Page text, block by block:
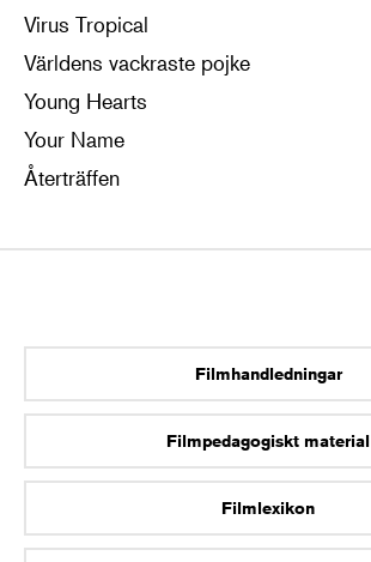
Virus Tropical
Världens vackraste pojke
Young Hearts
Your Name
Återträffen
Filmhandledningar
Filmpedagogiskt material
Filmlexikon